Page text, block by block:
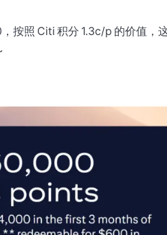
按照 Citi 积分 1.3c/p 的价值，